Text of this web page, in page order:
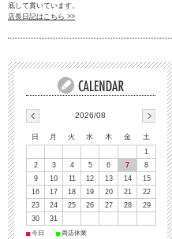
底して貫いています。
店長日記はこちら >>
2026/08
日 月 火 水 木 金
土
1
2
3 4 5 6 7
8
9
10 11 12 13 14
15
16
17 18 19 20 21
22
23
24 25 26 27 28
29
30
31
■ 今日 ■ 両店休業